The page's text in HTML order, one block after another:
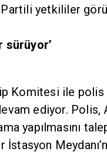
Partili yetkililer
sürüyor’
Komitesi ile polis
ediyor. Polis,
yapılmasını